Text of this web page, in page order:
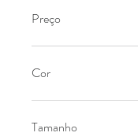
Preço
R$ 175
Cor
Tamanho